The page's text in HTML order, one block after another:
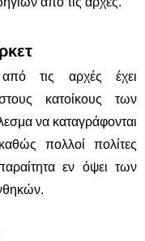
τις αρχές έχει
κατοίκους των
να καταγράφονται
πολλοί πολίτες
εν όψει των